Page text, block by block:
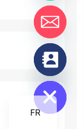
FR
Hide
chaty